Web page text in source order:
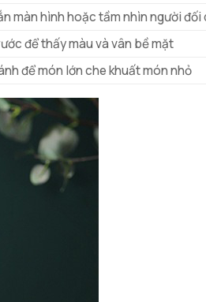
màn hình hoặc tầm nhìn người đối
để thấy màu và vân bề mặt
để món lớn che khuất món nhỏ